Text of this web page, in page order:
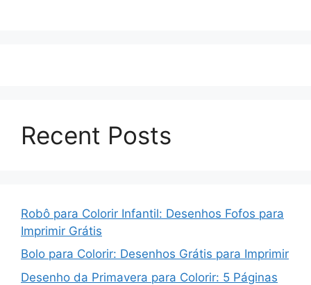
Recent Posts
Robô para Colorir Infantil: Desenhos Fofos para
Imprimir Grátis
Bolo para Colorir: Desenhos Grátis para Imprimir
Desenho da Primavera para Colorir: 5 Páginas